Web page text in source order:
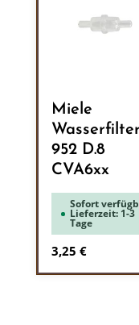
Miele
Wasserfilter
952 D.8
CVA6xx
Sofort
Lieferzeit: 1-3
Tage
Regulärer Preis:
3,25 €